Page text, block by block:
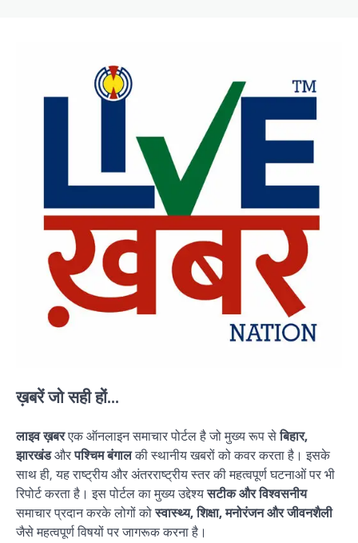
ख़बरें जो सही हों...
लाइव ख़बरएक ऑनलाइन समाचार पोर्टल है जो मुख्य रूप सेबिहार,
झारखंडऔरपश्चिम बंगालकी स्थानीय खबरों को कवर करता है। इसके
साथ ही, यह राष्ट्रीय और अंतरराष्ट्रीय स्तर की महत्वपूर्ण घटनाओं पर भी
रिपोर्ट करता है। इस पोर्टल का मुख्य उद्देश्यसटीक और विश्वसनीय
समाचार प्रदान करके लोगों कोस्वास्थ्य, शिक्षा, मनोरंजन और जीवनशैली
जैसे महत्वपूर्ण विषयों पर जागरूक करना है।